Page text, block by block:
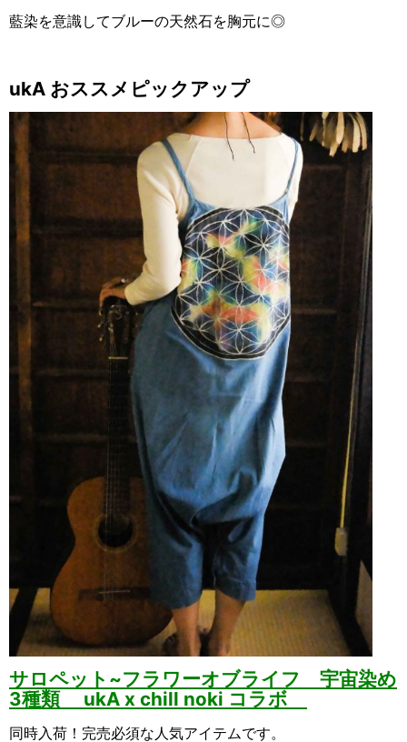
藍染を意識してブルーの天然石を胸元に◎
ukA おススメピックアップ
サロペット~フラワーオブライフ 宇宙染め
3種類 ukA x chill noki コラボ
同時入荷！完売必須な人気アイテムです。